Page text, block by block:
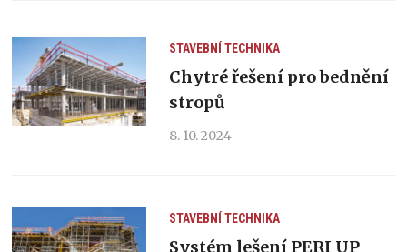
STAVEBNÍ TECHNIKA
Chytré řešení pro bednění
stropů
8. 10. 2024
STAVEBNÍ TECHNIKA
Systém lešení PERI UP